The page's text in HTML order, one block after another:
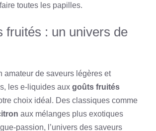
toutes les papilles.
fruités : un univers de
amateur de saveurs légères et
les e-liquides aux goûts fruités
choix idéal. Des classiques comme
aux mélanges plus exotiques
passion, l’univers des saveurs